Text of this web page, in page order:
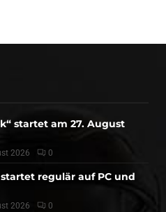
startet am 27. August
2026 0
regulär auf PC und
2026 0